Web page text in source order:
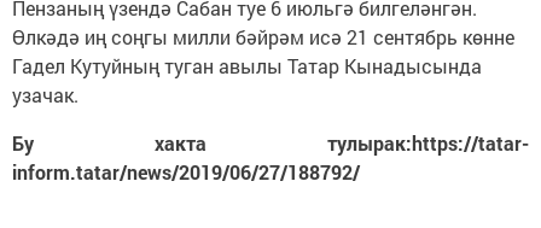
Пензаның үзендә Сабан туе 6 июльгә билгеләнгән.
Өлкәдә иң соңгы милли бәйрәм исә 21 сентябрь көнне
Гадел Кутуйның туган авылы Татар Кынадысында
узачак.
Бу хакта тулырак:https://tatar-
inform.tatar/news/2019/06/27/188792/